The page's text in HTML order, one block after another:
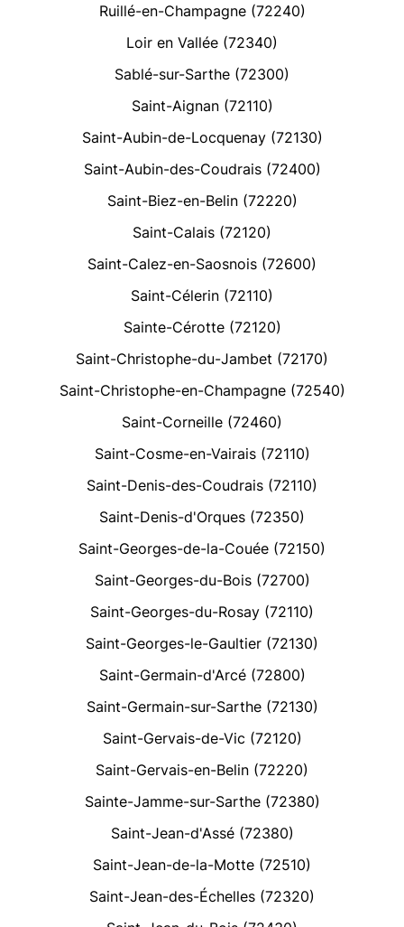
Ruillé-en-Champagne (72240)
Loir en Vallée (72340)
Sablé-sur-Sarthe (72300)
Saint-Aignan (72110)
Saint-Aubin-de-Locquenay (72130)
Saint-Aubin-des-Coudrais (72400)
Saint-Biez-en-Belin (72220)
Saint-Calais (72120)
Saint-Calez-en-Saosnois (72600)
Saint-Célerin (72110)
Sainte-Cérotte (72120)
Saint-Christophe-du-Jambet (72170)
Saint-Christophe-en-Champagne (72540)
Saint-Corneille (72460)
Saint-Cosme-en-Vairais (72110)
Saint-Denis-des-Coudrais (72110)
Saint-Denis-d'Orques (72350)
Saint-Georges-de-la-Couée (72150)
Saint-Georges-du-Bois (72700)
Saint-Georges-du-Rosay (72110)
Saint-Georges-le-Gaultier (72130)
Saint-Germain-d'Arcé (72800)
Saint-Germain-sur-Sarthe (72130)
Saint-Gervais-de-Vic (72120)
Saint-Gervais-en-Belin (72220)
Sainte-Jamme-sur-Sarthe (72380)
Saint-Jean-d'Assé (72380)
Saint-Jean-de-la-Motte (72510)
Saint-Jean-des-Échelles (72320)